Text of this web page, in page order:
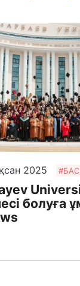
2025